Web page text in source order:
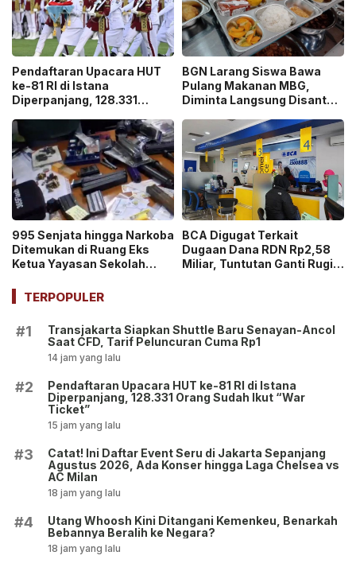
Pendaftaran Upacara HUT
ke-81 RI di Istana
Diperpanjang, 128.331
Ticket”
BGN Larang Siswa Bawa
Pulang Makanan MBG,
Diminta Langsung Disantap
995 Senjata hingga Narkoba
Ditemukan di Ruang Eks
Ketua Yayasan Sekolah
Ekskul Menembak!
BCA Digugat Terkait
Dugaan Dana RDN Rp2,58
Miliar, Tuntutan Ganti Rugi
TERPOPULER
#1
Transjakarta Siapkan Shuttle Baru Senayan-Ancol
Saat CFD, Tarif Peluncuran Cuma Rp1
14 jam yang lalu
#2
Pendaftaran Upacara HUT ke-81 RI di Istana
Diperpanjang, 128.331 Orang Sudah Ikut “War
Ticket”
15 jam yang lalu
#3
Catat! Ini Daftar Event Seru di Jakarta Sepanjang
Agustus 2026, Ada Konser hingga Laga Chelsea vs
AC Milan
18 jam yang lalu
#4
Utang Whoosh Kini Ditangani Kemenkeu, Benarkah
Bebannya Beralih ke Negara?
18 jam yang lalu